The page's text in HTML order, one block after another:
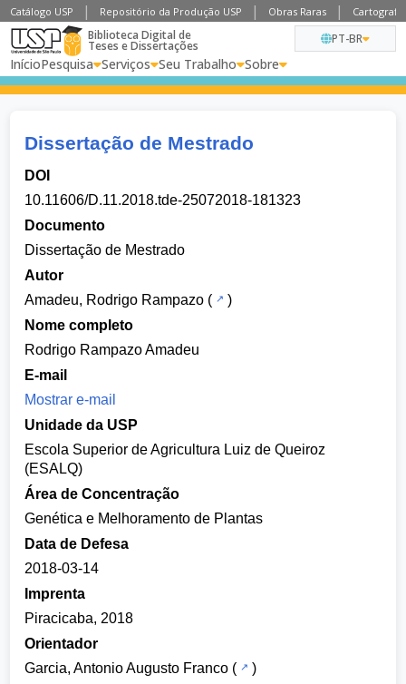
Catálogo USP Repositório da Produção USP Obras Raras
Biblioteca Digital de
Teses e Dissertações
InícioPesquisa Serviços Seu Trabalho Sobre
PT-BR
Dissertação de Mestrado
DOI
10.11606/D.11.2018.tde-25072018-181323
Documento
Dissertação de Mestrado
Autor
Amadeu, Rodrigo Rampazo (
)
Nome completo
Rodrigo Rampazo Amadeu
E-mail
Mostrar e-mail
Unidade da USP
Escola Superior de Agricultura Luiz de Queiroz
(ESALQ)
Área de Concentração
Genética e Melhoramento de Plantas
Data de Defesa
2018-03-14
Imprenta
Piracicaba, 2018
Orientador
Garcia, Antonio Augusto Franco (
)